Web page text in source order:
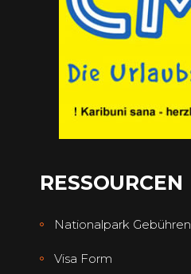
RESSOURCEN
Nationalpark Gebühren
Visa Form